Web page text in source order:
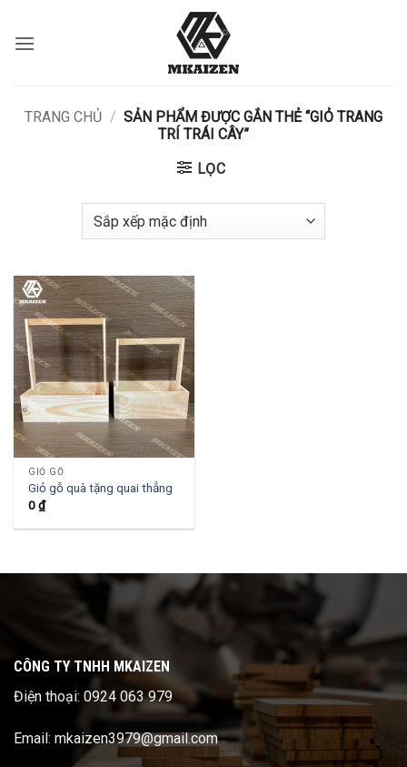
qua
nội
TRANG CHỦ / SẢN PHẨM ĐƯỢC GẮN THẺ “GIỎ TRANG
TRÍ TRÁI CÂY”
LỌC
GIỎ GỖ
Giỏ gỗ quà tặng quai thẳng
0₫
CÔNG TY TNHH MKAIZEN
Điện thoại: 0924 063 979
Email: mkaizen3979@gmail.com